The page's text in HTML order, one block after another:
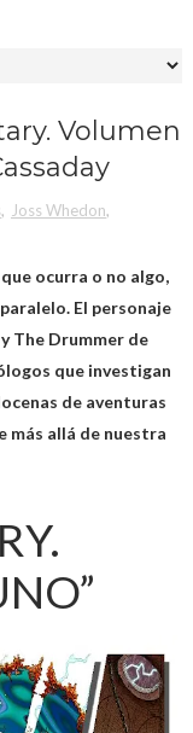
Volumen
, Joss Whedon,
ocurra o no algo,
El personaje
The Drummer de
que investigan
de aventuras
más allá de nuestra